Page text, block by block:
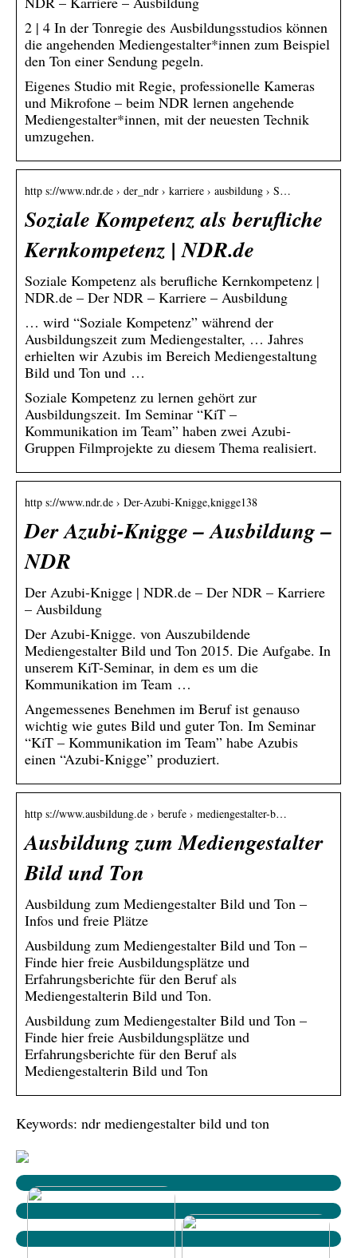
2 | 4 In der Tonregie des Ausbildungsstudios können
die angehenden Mediengestalter*innen zum Beispiel
den Ton einer Sendung pegeln.
Eigenes Studio mit Regie, professionelle Kameras
und Mikrofone – beim NDR lernen angehende
Mediengestalter*innen, mit der neuesten Technik
umzugehen.
http s://www.ndr.de › der_ndr › karriere › ausbildung › S…
Soziale Kompetenz als berufliche
Kernkompetenz | NDR.de
Soziale Kompetenz als berufliche Kernkompetenz |
NDR.de – Der NDR – Karriere – Ausbildung
… wird “Soziale Kompetenz” während der
Ausbildungszeit zum Mediengestalter, … Jahres
erhielten wir Azubis im Bereich Mediengestaltung
Bild und Ton und …
Soziale Kompetenz zu lernen gehört zur
Ausbildungszeit. Im Seminar “KiT –
Kommunikation im Team” haben zwei Azubi-
Gruppen Filmprojekte zu diesem Thema realisiert.
http s://www.ndr.de › Der-Azubi-Knigge,knigge138
Der Azubi-Knigge – Ausbildung –
NDR
Der Azubi-Knigge | NDR.de – Der NDR – Karriere
– Ausbildung
Der Azubi-Knigge. von Auszubildende
Mediengestalter Bild und Ton 2015. Die Aufgabe. In
unserem KiT-Seminar, in dem es um die
Kommunikation im Team …
Angemessenes Benehmen im Beruf ist genauso
wichtig wie gutes Bild und guter Ton. Im Seminar
“KiT – Kommunikation im Team” habe Azubis
einen “Azubi-Knigge” produziert.
http s://www.ausbildung.de › berufe › mediengestalter-b…
Ausbildung zum Mediengestalter
Bild und Ton
Ausbildung zum Mediengestalter Bild und Ton –
Infos und freie Plätze
Ausbildung zum Mediengestalter Bild und Ton –
Finde hier freie Ausbildungsplätze und
Erfahrungsberichte für den Beruf als
Mediengestalterin Bild und Ton.
Ausbildung zum Mediengestalter Bild und Ton –
Finde hier freie Ausbildungsplätze und
Erfahrungsberichte für den Beruf als
Mediengestalterin Bild und Ton
Keywords: ndr mediengestalter bild und ton